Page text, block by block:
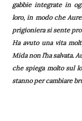
gabbie integrate in
loro, in modo che
prigioniera si sente
Ha avuto una vita
Mida non l’ha salvata.
che spiega molto sul
stanno per cambiare